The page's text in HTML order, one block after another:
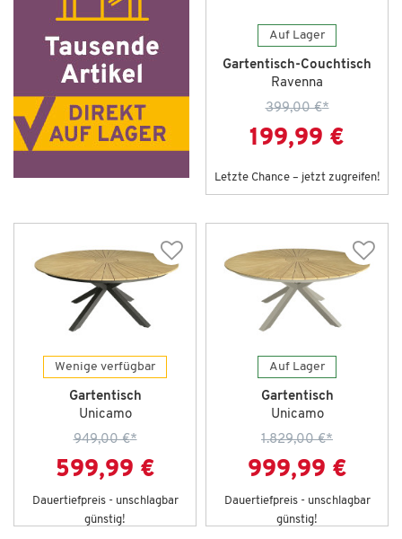
Auf Lager
Gartentisch-Couchtisch
Ravenna
399,00 €*
199,99 €
Letzte Chance – jetzt zugreifen!
Wenige verfügbar
Gartentisch
Unicamo
949,00 €*
599,99 €
Dauertiefpreis - unschlagbar
günstig!
Auf Lager
Gartentisch
Unicamo
1.829,00 €*
999,99 €
Dauertiefpreis - unschlagbar
günstig!